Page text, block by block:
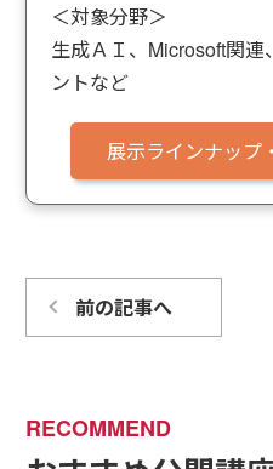
＜対象分野＞
生成ＡＩ、Microsoft関
ントなど
展示ラインナップ
前の記事へ